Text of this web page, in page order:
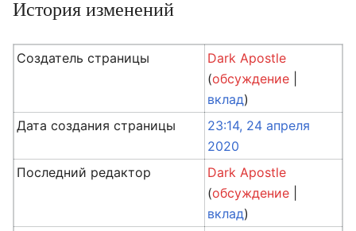
История изменений
Создатель страницы
Dark Apostle
(обсуждение
вклад)
Дата создания страницы
23:14, 24 апреля
2020
Последний редактор
Dark Apostle
(обсуждение
вклад)